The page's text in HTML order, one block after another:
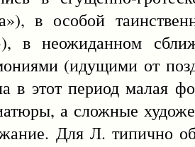
в особой
в неожиданном
(идущими от
в этот период малая
а сложные
Для Л. типично